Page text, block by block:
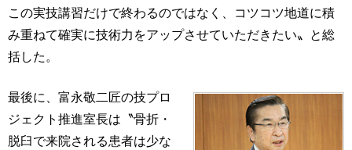
この実技講習だけで終わるのではなく、コツコツ地道に積
み重ねて確実に技術力をアップさせていただきたい〟と総
括した。
最後に、富永敬二匠の技プロ
ジェクト推進室長は〝骨折・
脱臼で来院される患者は少な